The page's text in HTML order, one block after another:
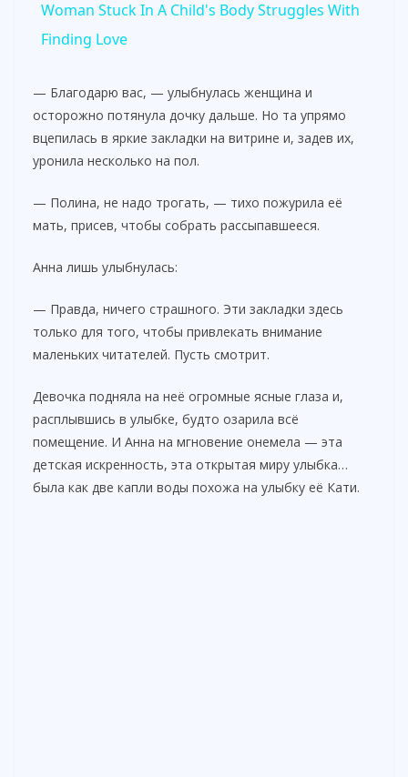
y
V
i
e
o
Woman Stuck In A Child's Body Struggles With
Finding Love
— Благодарю вас, — улыбнулась женщина и
осторожно потянула дочку дальше. Но та упрямо
вцепилась в яркие закладки на витрине и, задев их,
уронила несколько на пол.
— Полина, не надо трогать, — тихо пожурила её
мать, присев, чтобы собрать рассыпавшееся.
Анна лишь улыбнулась:
— Правда, ничего страшного. Эти закладки здесь
только для того, чтобы привлекать внимание
маленьких читателей. Пусть смотрит.
Девочка подняла на неё огромные ясные глаза и,
расплывшись в улыбке, будто озарила всё
помещение. И Анна на мгновение онемела — эта
детская искренность, эта открытая миру улыбка…
была как две капли воды похожа на улыбку её Кати.